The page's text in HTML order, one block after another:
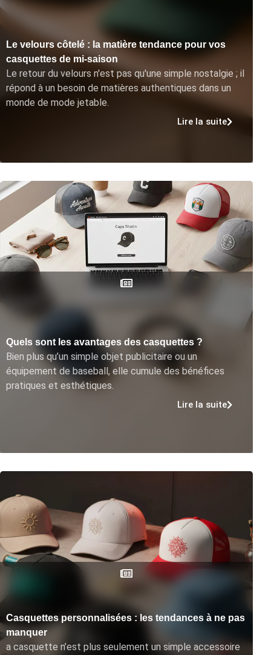
Le velours côtelé : la matière tendance pour vos
casquettes de mi-saison
Le retour du velours n'est pas qu'une simple nostalgie ; il
répond à un besoin de matières authentiques dans un
monde de mode jetable.
Lire la suite
Quels sont les avantages des casquettes ?
Bien plus qu’un simple objet publicitaire ou un
équipement de baseball, elle cumule des bénéfices
pratiques et esthétiques.
Lire la suite
Casquettes personnalisées : les tendances à ne pas
manquer
a casquette n’est plus seulement un simple accessoire